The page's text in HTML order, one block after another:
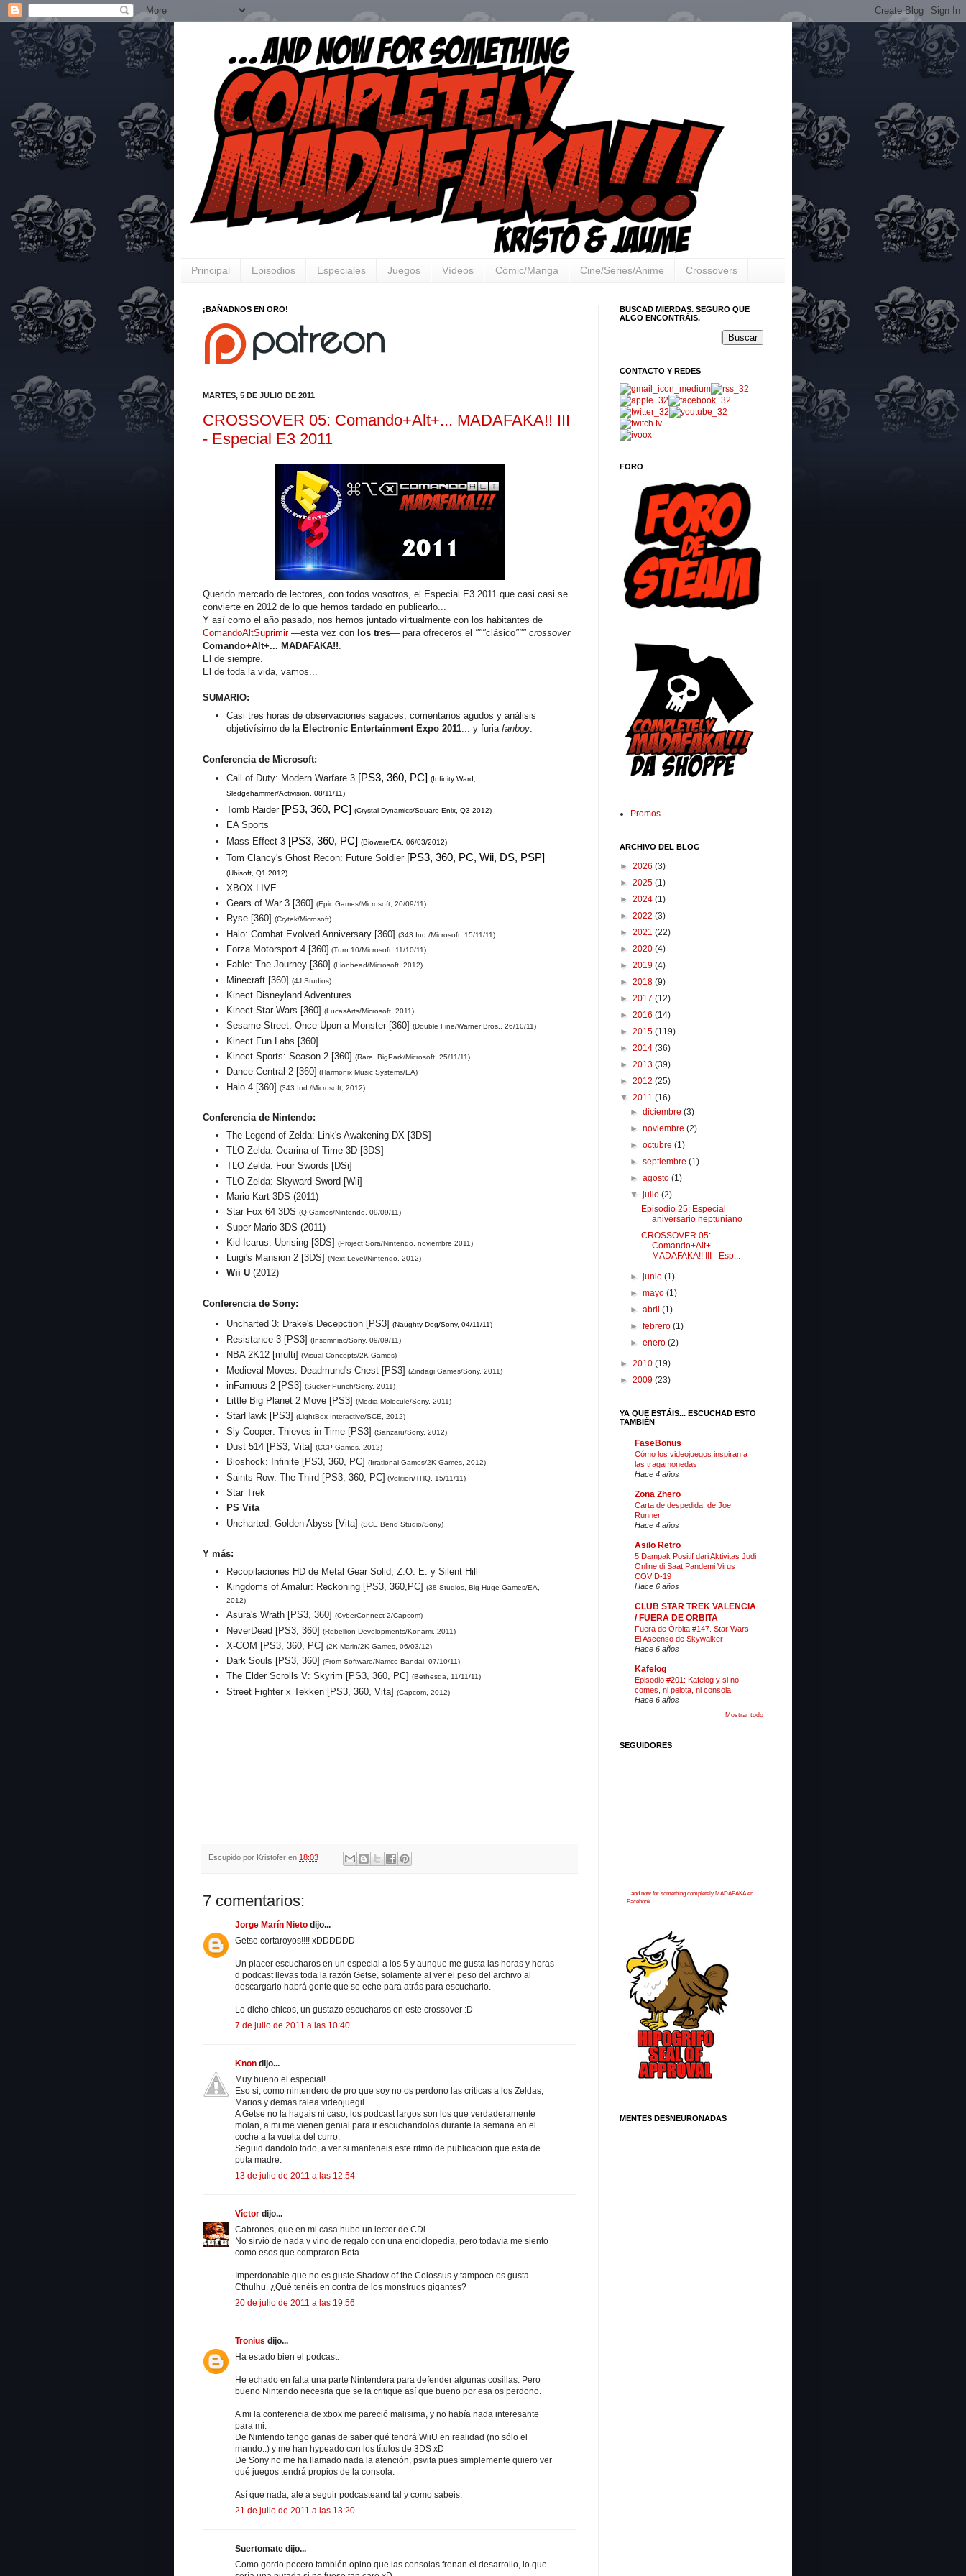
Principal Episodios Especiales Juegos Vídeos Cómic/Manga Cine/Series/Anime Crossovers
¡BAÑADNOS EN ORO!
MARTES, 5 DE JULIO DE 2011
CROSSOVER 05: Comando+Alt+... MADAFAKA!! III
- Especial E3 2011
Querido mercado de lectores, con todos vosotros, el Especial E3 2011 que casi casi se
convierte en 2012 de lo que hemos tardado en publicarlo...
Y así como el año pasado, nos hemos juntado virtualmente con los habitantes de
ComandoAltSuprimir—esta vez con los tres— para ofreceros el """clásico""" crossover
Comando+Alt+... MADAFAKA!!.
El de siempre.
El de toda la vida, vamos...
SUMARIO:
Casi tres horas de observaciones sagaces, comentarios agudos y análisis
objetivísimo de la Electronic Entertainment Expo 2011... y furia fanboy.
Conferencia de Microsoft:
Call of Duty: Modern Warfare 3 [PS3, 360, PC] (Infinity Ward,
Sledgehammer/Activision, 08/11/11)
Tomb Raider [PS3, 360, PC] (Crystal Dynamics/Square Enix, Q3 2012)
EA Sports
Mass Effect 3 [PS3, 360, PC] (Bioware/EA, 06/03/2012)
Tom Clancy's Ghost Recon: Future Soldier [PS3, 360, PC, Wii, DS, PSP]
(Ubisoft, Q1 2012)
XBOX LIVE
Gears of War 3 [360] (Epic Games/Microsoft, 20/09/11)
Ryse [360] (Crytek/Microsoft)
Halo: Combat Evolved Anniversary [360] (343 Ind./Microsoft, 15/11/11)
Forza Motorsport 4 [360] (Turn 10/Microsoft, 11/10/11)
Fable: The Journey [360] (Lionhead/Microsoft, 2012)
Minecraft [360] (4J Studios)
Kinect Disneyland Adventures
Kinect Star Wars [360] (LucasArts/Microsoft, 2011)
Sesame Street: Once Upon a Monster [360] (Double Fine/Warner Bros., 26/10/11)
Kinect Fun Labs [360]
Kinect Sports: Season 2 [360] (Rare, BigPark/Microsoft, 25/11/11)
Dance Central 2 [360] (Harmonix Music Systems/EA)
Halo 4 [360] (343 Ind./Microsoft, 2012)
Conferencia de Nintendo:
The Legend of Zelda: Link's Awakening DX [3DS]
TLO Zelda: Ocarina of Time 3D [3DS]
TLO Zelda: Four Swords [DSi]
TLO Zelda: Skyward Sword [Wii]
Mario Kart 3DS (2011)
Star Fox 64 3DS (Q Games/Nintendo, 09/09/11)
Super Mario 3DS (2011)
Kid Icarus: Uprising [3DS] (Project Sora/Nintendo, noviembre 2011)
Luigi's Mansion 2 [3DS] (Next Level/Nintendo, 2012)
Wii U (2012)
Conferencia de Sony:
Uncharted 3: Drake's Decepction [PS3] (Naughty Dog/Sony, 04/11/11)
Resistance 3 [PS3] (Insomniac/Sony, 09/09/11)
NBA 2K12 [multi] (Visual Concepts/2K Games)
Medieval Moves: Deadmund's Chest [PS3] (Zindagi Games/Sony, 2011)
inFamous 2 [PS3] (Sucker Punch/Sony, 2011)
Little Big Planet 2 Move [PS3] (Media Molecule/Sony, 2011)
StarHawk [PS3] (LightBox Interactive/SCE, 2012)
Sly Cooper: Thieves in Time [PS3] (Sanzaru/Sony, 2012)
Dust 514 [PS3, Vita] (CCP Games, 2012)
Bioshock: Infinite [PS3, 360, PC] (Irrational Games/2K Games, 2012)
Saints Row: The Third [PS3, 360, PC] (Volition/THQ, 15/11/11)
Star Trek
PS Vita
Uncharted: Golden Abyss [Vita] (SCE Bend Studio/Sony)
Y más:
Recopilaciones HD de Metal Gear Solid, Z.O. E. y Silent Hill
Kingdoms of Amalur: Reckoning [PS3, 360,PC] (38 Studios, Big Huge Games/EA,
2012)
Asura's Wrath [PS3, 360] (CyberConnect 2/Capcom)
NeverDead [PS3, 360] (Rebellion Developments/Konami, 2011)
X-COM [PS3, 360, PC] (2K Marin/2K Games, 06/03/12)
Dark Souls [PS3, 360] (From Software/Namco Bandai, 07/10/11)
The Elder Scrolls V: Skyrim [PS3, 360, PC] (Bethesda, 11/11/11)
Street Fighter x Tekken [PS3, 360, Vita] (Capcom, 2012)
Escupido por Kristofer en 18:03
7 comentarios:
Jorge Marín Nieto dijo...
Getse cortaroyos!!!! xDDDDDD
Un placer escucharos en un especial a los 5 y aunque me gusta las horas y horas
d podcast llevas toda la razón Getse, solamente al ver el peso del archivo al
descargarlo habrá gente que se eche para atrás para escucharlo.
Lo dicho chicos, un gustazo escucharos en este crossover :D
7 de julio de 2011 a las 10:40
Knon dijo...
Muy bueno el especial!
Eso si, como nintendero de pro que soy no os perdono las criticas a los Zeldas,
Marios y demas ralea videojuegil.
A Getse no la hagais ni caso, los podcast largos son los que verdaderamente
molan, a mi me vienen genial para ir escuchandolos durante la semana en el
coche a la vuelta del curro.
Seguid dandolo todo, a ver si manteneis este ritmo de publicacion que esta de
puta madre.
13 de julio de 2011 a las 12:54
Víctor dijo...
Cabrones, que en mi casa hubo un lector de CDi.
No sirvió de nada y vino de regalo con una enciclopedia, pero todavía me siento
como esos que compraron Beta.
Imperdonable que no es guste Shadow of the Colossus y tampoco os gusta
Cthulhu. ¿Qué tenéis en contra de los monstruos gigantes?
20 de julio de 2011 a las 19:56
Tronius dijo...
Ha estado bien el podcast.
He echado en falta una parte Nintendera para defender algunas cosillas. Pero
bueno Nintendo necesita que se la critique así que bueno por esa os perdono.
A mi la conferencia de xbox me pareció malisima, y no había nada interesante
para mi.
De Nintendo tengo ganas de saber qué tendrá WiiU en realidad (no sólo el
mando..) y me han hypeado con los títulos de 3DS xD
De Sony no me ha llamado nada la atención, psvita pues simplemente quiero ver
qué juegos tendrá propios de la consola.
Así que nada, ale a seguir podcasteand tal y como sabeis.
21 de julio de 2011 a las 13:20
Suertomate dijo...
Como gordo pecero también opino que las consolas frenan el desarrollo, lo que
BUSCAD MIERDAS. SEGURO QUE
ALGO ENCONTRÁIS.
CONTACTO Y REDES
FORO
Promos
ARCHIVO DEL BLOG
► 2026 (3)
► 2025 (1)
► 2024 (1)
► 2022 (3)
► 2021 (22)
► 2020 (4)
► 2019 (4)
► 2018 (9)
► 2017 (12)
► 2016 (14)
► 2015 (119)
► 2014 (36)
► 2013 (39)
► 2012 (25)
▼ 2011 (16)
►diciembre(3)
►noviembre(2)
►octubre(1)
►septiembre(1)
►agosto(1)
▼julio(2)
Episodio 25: Especial
aniversario neptuniano
CROSSOVER 05:
Comando+Alt+...
MADAFAKA!! III - Esp...
►junio(1)
►mayo(1)
►abril(1)
►febrero(1)
►enero(2)
► 2010 (19)
► 2009 (23)
YA QUE ESTÁIS... ESCUCHAD ESTO
TAMBIÉN
FaseBonus
Cómo los videojuegos inspiran a
las tragamonedas
Hace 4 años
Zona Zhero
Carta de despedida, de Joe
Runner
Hace 4 años
Asilo Retro
5 Dampak Positif dari Aktivitas Judi
Online di Saat Pandemi Virus
COVID-19
Hace 6 años
CLUB STAR TREK VALENCIA
/ FUERA DE ORBITA
Fuera de Órbita #147. Star Wars
El Ascenso de Skywalker
Hace 6 años
Kafelog
Episodio #201: Kafelog y si no
comes, ni pelota, ni consola
Hace 6 años
Mostrar todo
SEGUIDORES
...and now for something completely MADAFAKA en
Facebook
MENTES DESNEURONADAS